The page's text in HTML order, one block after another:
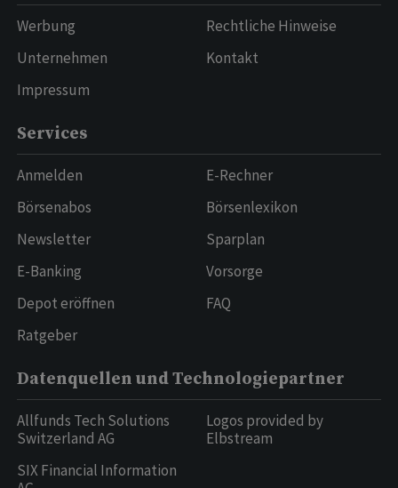
Werbung
Unternehmen
Impressum
Rechtliche Hinweise
Kontakt
Services
Anmelden
Börsenabos
Newsletter
E-Banking
Depot eröffnen
Ratgeber
E-Rechner
Börsenlexikon
Sparplan
Vorsorge
FAQ
Datenquellen und Technologiepartner
Allfunds Tech Solutions
Switzerland AG
SIX Financial Information
Logos provided by
Elbstream